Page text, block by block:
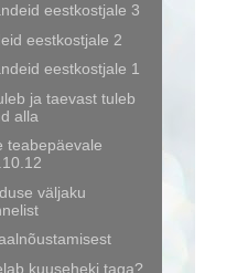
eestkostjale 3
eestkostjale 2
eestkostjale 1
ja taevast tuleb
alla
teabepäevale
väljaku
kuuseheki taga?